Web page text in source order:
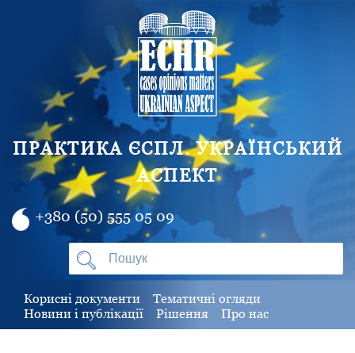
ПРАКТИКА ЄСПЛ. УКРАЇНСЬКИЙ
АСПЕКТ
+380 (50) 555 05 09
Корисні документи
Тематичні огляди
Новини і публікації
Рішення Про нас